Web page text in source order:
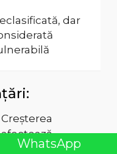
dar
Creșterea
și ciclul de viață
WhatsApp